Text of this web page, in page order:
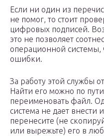
Если ни один из
не помог, то стоит
цифровых подписей.
это не позволяет
операционной системы,
ошибки.
За работу этой службы
Найти его можно по
переименовать файл.
система не дает внести
перенесите (не
или вырежьте) его в